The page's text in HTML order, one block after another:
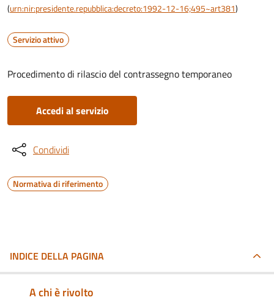
(urn:nir:presidente.repubblica:decreto:1992-12-16;495~art381)
Servizio attivo
Procedimento di rilascio del contrassegno temporaneo
Accedi al servizio
Condividi
Normativa di riferimento
INDICE DELLA PAGINA
A chi è rivolto